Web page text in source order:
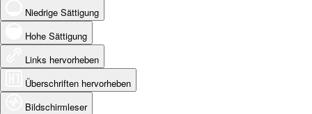
Niedrige Sättigung
Hohe Sättigung
Links hervorheben
Überschriften hervorheben
Bildschirmleser